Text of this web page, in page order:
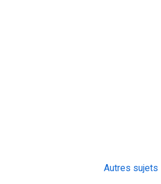
Autres sujets